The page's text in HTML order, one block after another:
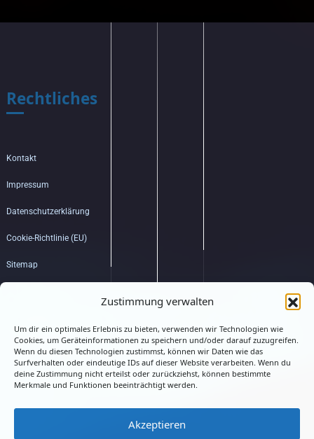
Zustimmung verwalten
Um dir ein optimales Erlebnis zu bieten, verwenden wir Technologien wie
Cookies, um Geräteinformationen zu speichern und/oder darauf zuzugreifen.
Wenn du diesen Technologien zustimmst, können wir Daten wie das
Surfverhalten oder eindeutige IDs auf dieser Website verarbeiten. Wenn du
deine Zustimmung nicht erteilst oder zurückziehst, können bestimmte
Merkmale und Funktionen beeinträchtigt werden.
Akzeptieren
Rechtliches
Kontakt
Impressum
Datenschutzerklärung
Cookie-Richtlinie (EU)
Sitemap
Hub